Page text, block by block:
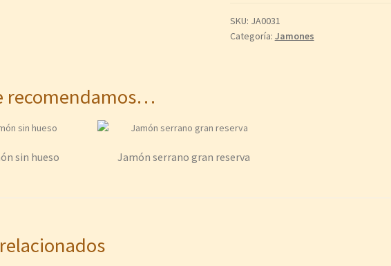
SKU: JA0031
Categoría: Jamones
recomendamos…
sin hueso Jamón serrano gran reserva